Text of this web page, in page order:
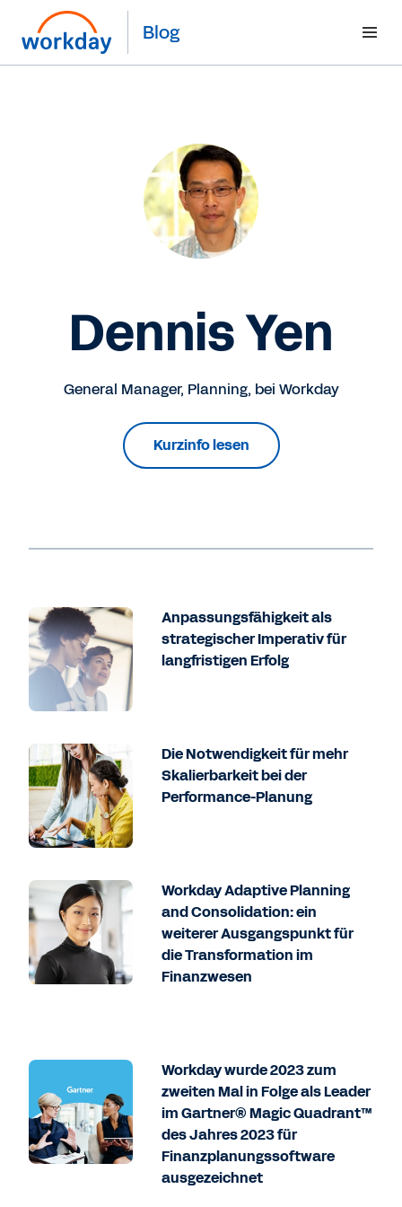
Blog
Dennis Yen
General Manager, Planning, bei Workday
Kurzinfo lesen
Anpassungsfähigkeit als
strategischer Imperativ für
langfristigen Erfolg
Die Notwendigkeit für mehr
Skalierbarkeit bei der
Performance-Planung
Workday Adaptive Planning
and Consolidation: ein
weiterer Ausgangspunkt für
die Transformation im
Finanzwesen
Workday wurde 2023 zum
zweiten Mal in Folge als Leader
im Gartner® Magic Quadrant™
des Jahres 2023 für
Finanzplanungssoftware
ausgezeichnet